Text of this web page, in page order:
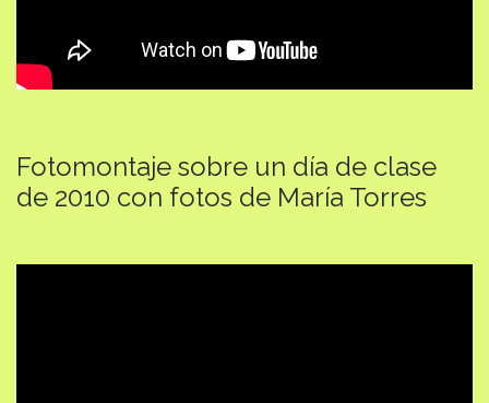
Fotomontaje sobre un día de clase
de 2010 con fotos de María Torres